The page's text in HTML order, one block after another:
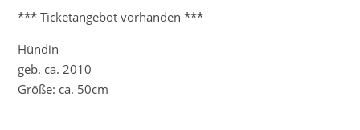
*** Ticketangebot vorhanden ***
Hündin
geb. ca. 2010
Größe: ca. 50cm